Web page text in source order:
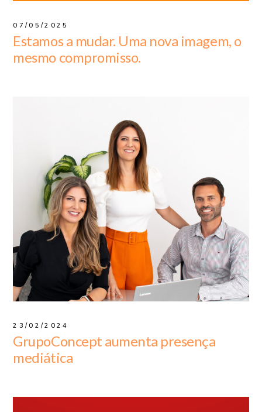
07/05/2025
Estamos a mudar. Uma nova imagem, o
mesmo compromisso.
23/02/2024
GrupoConcept aumenta presença
mediática